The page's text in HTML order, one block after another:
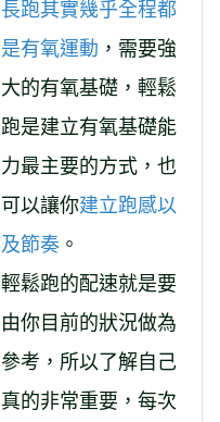
長跑其實幾乎全程都
是有氧運動 ，需要強
大的有氧基礎，輕鬆
跑是建立有氧基礎能
力最主要的方式，也
可以讓你建立跑感以
及節奏 。
輕鬆跑的配速就是要
由你目前的狀況做為
參考，所以了解自己
真的非常重要，每次